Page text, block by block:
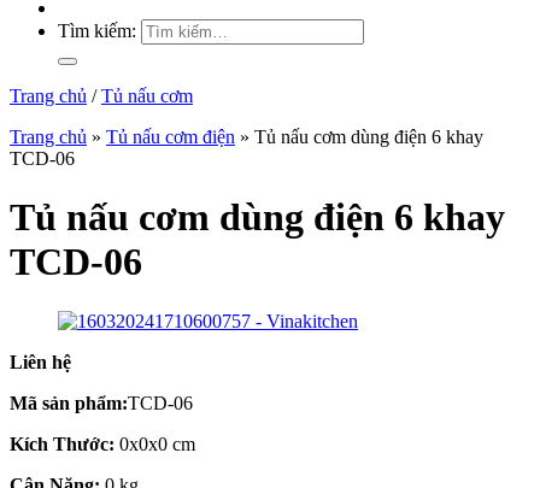
Tìm kiếm:
Trang chủ / Tủ nấu cơm
Trang chủ » Tủ nấu cơm điện » Tủ nấu cơm dùng điện 6 khay
TCD-06
Tủ nấu cơm dùng điện 6 khay
TCD-06
Liên hệ
Mã sản phẩm:TCD-06
Kích Thước: 0x0x0 cm